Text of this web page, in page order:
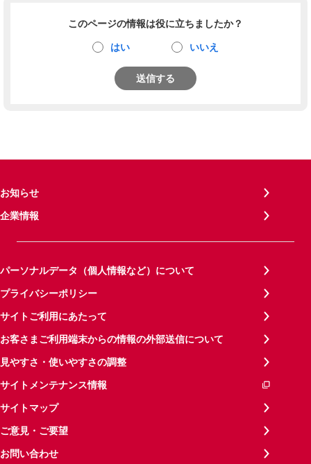
このページの情報は役に立ちましたか？
はい いいえ
送信する
お知らせ
企業情報
パーソナルデータ（個人情報など）について
プライバシーポリシー
サイトご利用にあたって
お客さまご利用端末からの情報の外部送信について
見やすさ・使いやすさの調整
サイトメンテナンス情報
サイトマップ
ご意見・ご要望
お問い合わせ